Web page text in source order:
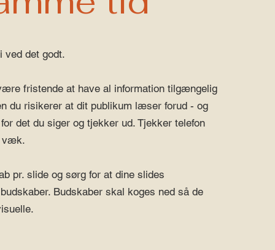
ved det godt.
fristende at have al information tilgængelig
du risikerer at dit publikum læser forud - og
det du siger og tjekker ud. Tjekker telefon
væk.
pr. slide og sørg for at dine slides
Budskaber skal koges ned så de